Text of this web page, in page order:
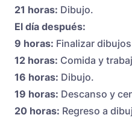
21 horas: Dibujo.
El día después:
9 horas: Finalizar
12 horas: Comida y
16 horas: Dibujo.
19 horas: Descanso y
20 horas: Regreso a